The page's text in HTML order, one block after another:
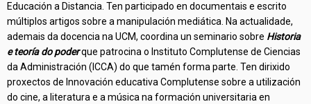
Educación a Distancia. Ten participado en documentais e escrito
múltiplos artigos sobre a manipulación mediática. Na actualidade,
ademais da docencia na UCM, coordina un seminario sobre Historia
e teoría do poderque patrocina o Instituto Complutense de Ciencias
da Administración (ICCA) do que tamén forma parte. Ten dirixido
proxectos de Innovación educativa Complutense sobre a utilización
do cine, a literatura e a música na formación universitaria en